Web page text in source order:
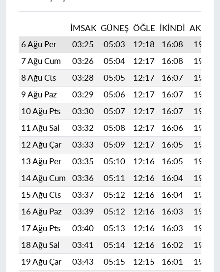
İMSAK GÜNEŞ ÖĞLE İKINDI
AKŞAM
6 Ağu Per
03:25 05:03 12:18 16:08
19:22
7 Ağu Cum
03:26 05:04 12:17 16:08
19:21
8 Ağu Cts
03:28 05:05 12:17 16:07
19:20
9 Ağu Paz
03:29 05:06 12:17 16:07
19:18
10 Ağu Pts
03:30 05:07 12:17 16:07
19:17
11 Ağu Sal
03:32 05:08 12:17 16:06
19:16
12 Ağu Çar
03:33 05:09 12:17 16:05
19:15
13 Ağu Per
03:35 05:10 12:16 16:05
19:13
14 Ağu Cum
03:36 05:11 12:16 16:04
19:12
15 Ağu Cts
03:37 05:12 12:16 16:04
19:11
16 Ağu Paz
03:39 05:12 12:16 16:03
19:09
17 Ağu Pts
03:40 05:13 12:16 16:03
19:08
18 Ağu Sal
03:41 05:14 12:16 16:02
19:07
19 Ağu Çar
03:43 05:15 12:15 16:01
19:05